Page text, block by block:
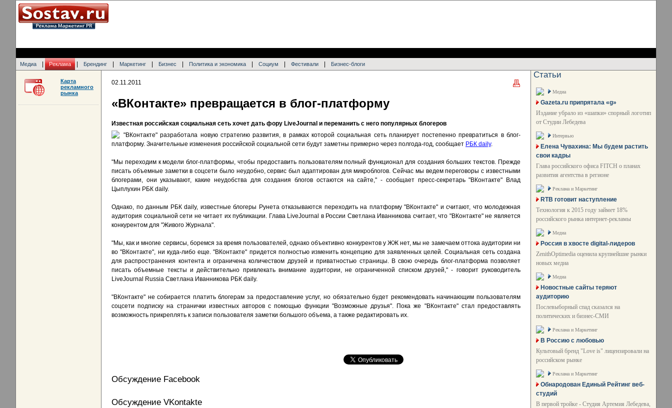
Медиа Реклама Брендинг Маркетинг Бизнес Политика и экономика Социум Фестивали Бизнес-блоги
02.11.2011
«ВКонтакте» превращается в блог-платформу
Известная российская социальная сеть хочет дать фору LiveJournal и переманить с него популярных блогеров
"ВКонтакте" разработала новую стратегию развития, в рамках которой социальная сеть планирует постепенно превратиться в блог-
платформу. Значительные изменения российской социальной сети будут заметны примерно через полгода-год, сообщает РБК daily.
"Мы переходим к модели блог-платформы, чтобы предоставить пользователям полный функционал для создания больших текстов. Прежде
писать объемные заметки в соцсети было неудобно, сервис был адаптирован для микроблогов. Сейчас мы ведем переговоры с известными
блогерами, они указывают, какие неудобства для создания блогов остаются на сайте," - сообщает пресс-секретарь "ВКонтакте" Влад
Цыплухин РБК daily.
Однако, по данным РБК daily, известные блогеры Рунета отказываются переходить на платформу "ВКонтакте" и считают, что молодежная
аудитория социальной сети не читает их публикации. Глава LiveJournal в России Светлана Иванникова считает, что "ВКонтакте" не является
конкурентом для "Живого Журнала".
"Мы, как и многие сервисы, боремся за время пользователей, однако объективно конкурентов у ЖЖ нет, мы не замечаем оттока аудитории ни
во "ВКонтакте", ни куда-либо еще. "ВКонтакте" придется полностью изменить концепцию для заявленных целей. Социальная сеть создана
для распространения контента и ограничена количеством друзей и приватностью страницы. В свою очередь блог-платформа позволяет
писать объемные тексты и действительно привлекать внимание аудитории, не ограниченной списком друзей," - говорит руководитель
LiveJournal Russia Светлана Иванникова РБК daily.
"ВКонтакте" не собирается платить блогерам за предоставление услуг, но обязательно будет рекомендовать начинающим пользователям
соцсети подписку на странички известных авторов с помощью функции "Возможные друзья". Пока же "ВКонтакте" стал предоставлять
возможность прикреплять к записи пользователя заметки большого объема, а также редактировать их.
Обсуждение Facebook
Обсуждение VKontakte
Карта
рекламного
рынка
Статьи
Медиа
Gazeta.ru припрятала «g»
Издание убрало из «шапки» спорный логотип
от Студии Лебедева
Интервью
Елена Чувахина: Мы будем растить
свои кадры
Глава российского офиса FITCH о планах
развития агентства в регионе
Реклама и Маркетинг
RTB готовит наступление
Технология к 2015 году займет 18%
российского рынка интернет-рекламы
Медиа
Россия в хвосте digital-лидеров
ZenithOptimedia оценила крупнейшие рынки
новых медиа
Медиа
Новостные сайты теряют
аудиторию
Послевыборный спад сказался на
политических и бизнес-СМИ
Реклама и Маркетинг
В Россию с любовью
Культовый бренд "Love is" лицензировали на
российском рынке
Реклама и Маркетинг
Обнародован Единый Рейтинг веб-
студий
В первой тройке - Студия Артемия Лебедева,